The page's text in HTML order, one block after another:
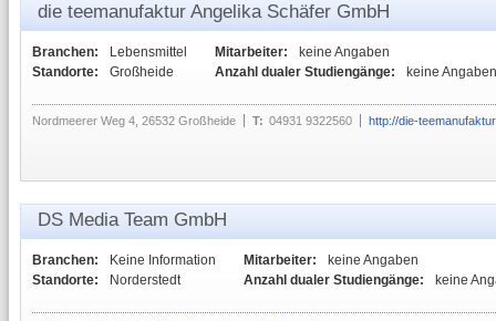
die teemanufaktur Angelika Schäfer GmbH
Branchen:
Lebensmittel
Standorte:
Großheide
Mitarbeiter:
keine Angaben
Anzahl dualer Studiengänge:
keine Angaben
Nordmeerer Weg 4, 26532 Großheide T: 04931 9322560 http://die-
DS Media Team GmbH
Branchen:
Keine Information
Standorte:
Norderstedt
Mitarbeiter:
keine Angaben
Anzahl dualer Studiengänge:
keine